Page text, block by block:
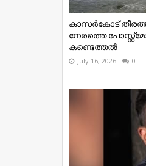
കാസർകോട്
നേരത്തെ
കണ്ടെത്തൽ
July 16, 2026 0